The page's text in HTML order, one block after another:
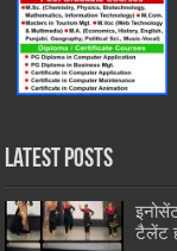
Latest Posts
टैलेंट